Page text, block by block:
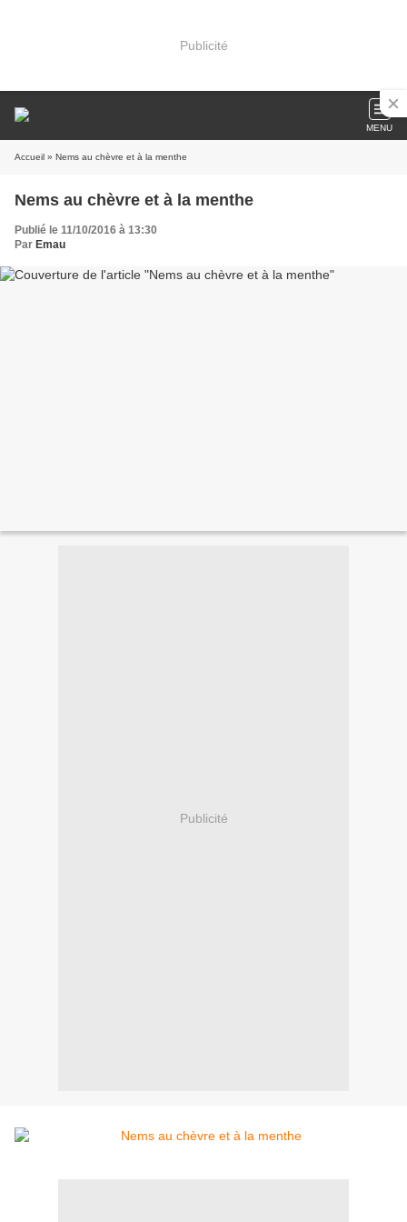
Publicité
MENU
Accueil » Nems au chèvre et à la menthe
Nems au chèvre et à la menthe
Publié le 11/10/2016 à 13:30
Par Emau
Publicité